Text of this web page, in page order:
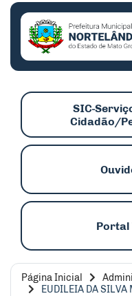
SIC-
Cidadão/
Portal
Seção
Página Inicial
EUDILEIA DA SILVA